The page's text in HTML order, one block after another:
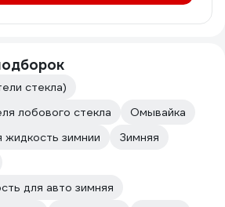
стекла)
лобового стекла
Омывайка
зимнии
Зимняя
для авто зимняя